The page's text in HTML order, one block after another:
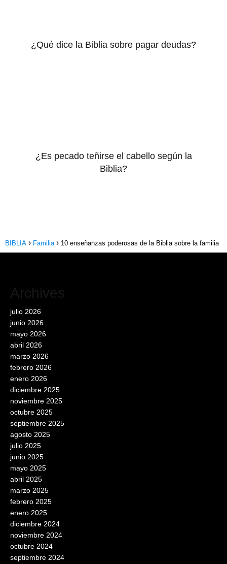
¿Qué dice la Biblia sobre pagar deudas?
¿Es pecado teñirse el cabello según la
Biblia?
BIBLIA Familia 10 enseñanzas poderosas de la Biblia sobre la familia
Archives
julio 2026
junio 2026
mayo 2026
abril 2026
marzo 2026
febrero 2026
enero 2026
diciembre 2025
noviembre 2025
octubre 2025
septiembre 2025
agosto 2025
julio 2025
junio 2025
mayo 2025
abril 2025
marzo 2025
febrero 2025
enero 2025
diciembre 2024
noviembre 2024
octubre 2024
septiembre 2024